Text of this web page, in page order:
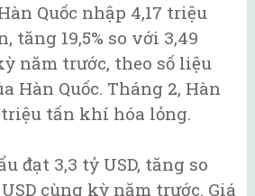
Quốc nhập 4,17 triệu
19,5% so với 3,49
năm trước, theo số liệu
Hàn Quốc. Tháng 2, Hàn
triệu tấn khí hóa lỏng.
đạt 3,3 tỷ USD, tăng so
cùng kỳ năm trước. Giá